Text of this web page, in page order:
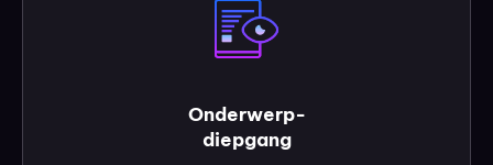
Onderwerp-
diepgang